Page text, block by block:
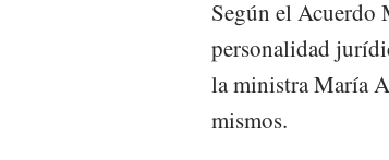
Según el Acuerdo
personalidad
la ministra María
mismos.